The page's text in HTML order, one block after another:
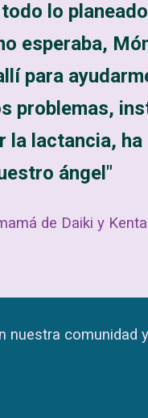
lo
esperaba,
para
problemas,
la lactancia, ha
ángel"
de Daiki y Kenta
nuestra comunidad